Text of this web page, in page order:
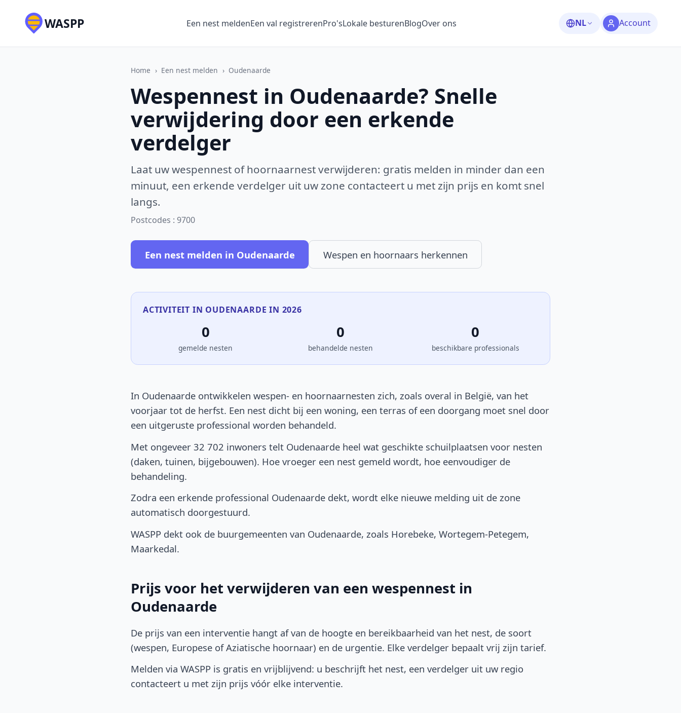
WASPP Een nest meldenEen val registrerenPro'sLokale besturenBlogOver ons NL Account
Home › Een nest melden › Oudenaarde
Wespennest in Oudenaarde? Snelle
verwijdering door een erkende
verdelger
Laat uw wespennest of hoornaarnest verwijderen: gratis melden in minder dan een
minuut, een erkende verdelger uit uw zone contacteert u met zijn prijs en komt snel
langs.
Postcodes : 9700
Een nest melden in Oudenaarde Wespen en hoornaars herkennen
ACTIVITEIT IN OUDENAARDE IN 2026
0
gemelde nesten
0
behandelde nesten
0
beschikbare professionals
In Oudenaarde ontwikkelen wespen- en hoornaarnesten zich, zoals overal in België, van het
voorjaar tot de herfst. Een nest dicht bij een woning, een terras of een doorgang moet snel door
een uitgeruste professional worden behandeld.
Met ongeveer 32 702 inwoners telt Oudenaarde heel wat geschikte schuilplaatsen voor nesten
(daken, tuinen, bijgebouwen). Hoe vroeger een nest gemeld wordt, hoe eenvoudiger de
behandeling.
Zodra een erkende professional Oudenaarde dekt, wordt elke nieuwe melding uit de zone
automatisch doorgestuurd.
WASPP dekt ook de buurgemeenten van Oudenaarde, zoals Horebeke, Wortegem-Petegem,
Maarkedal.
Prijs voor het verwijderen van een wespennest in
Oudenaarde
De prijs van een interventie hangt af van de hoogte en bereikbaarheid van het nest, de soort
(wespen, Europese of Aziatische hoornaar) en de urgentie. Elke verdelger bepaalt vrij zijn tarief.
Melden via WASPP is gratis en vrijblijvend: u beschrijft het nest, een verdelger uit uw regio
contacteert u met zijn prijs vóór elke interventie.